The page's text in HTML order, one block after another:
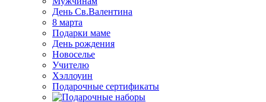
День Св.Валентина
8 марта
Подарки маме
День рождения
Новоселье
Учителю
Хэллоуин
Подарочные сертификаты